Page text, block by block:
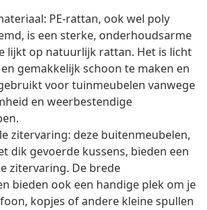
PE-rattan, ook wel poly
is een sterke, onderhoudsarme
lijkt op natuurlijk rattan. Het is licht
gemakkelijk schoon te maken en
voor tuinmeubelen vanwege
en weerbestendige
zitervaring: deze buitenmeubelen,
dik gevoerde kussens, bieden een
zitervaring. De brede
bieden ook een handige plek om je
kopjes of andere kleine spullen